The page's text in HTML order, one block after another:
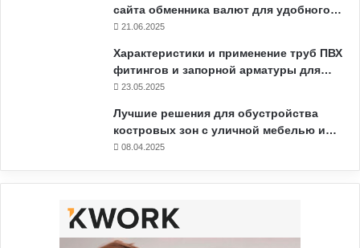
сайта обменника валют для удобного…
21.06.2025
Характеристики и применение труб ПВХ
фитингов и запорной арматуры для…
23.05.2025
Лучшие решения для обустройства
костровых зон с уличной мебелью и…
08.04.2025